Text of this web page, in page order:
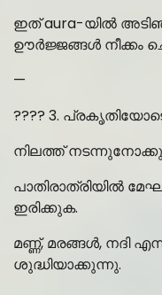
ഇത് aura-യിൽ
ഊർജ്ജങ്ങൾ നീക്കം
—
???? 3.
നിലത്ത്
പാതിരാത്രിയിൽ
ഇരിക്കുക.
മണ്ണ്, മരങ്ങൾ, നദി
ശുദ്ധിയാക്കുന്നു.